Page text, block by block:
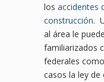
los accidentes
construcción.
al área le
familiarizados
federales
casos la ley